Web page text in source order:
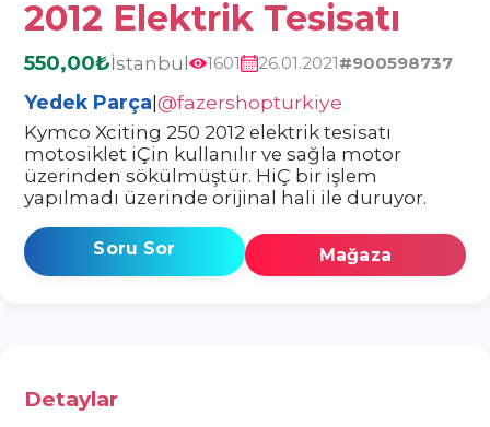
2012 Elektrik Tesisatı
550,00₺İstanbul 1601 26.01.2021#900598737
Yedek Parça|@fazershopturkiye
Kymco Xciting 250 2012 elektrik tesisatı
motosiklet iÇin kullanılır ve sağla motor
üzerinden sökülmüştür. HiÇ bir işlem
yapılmadı üzerinde orijinal hali ile duruyor.
Soru Sor Mağaza
Detaylar